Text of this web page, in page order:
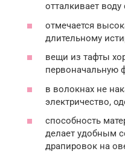
отталкивает
отмечается
длительному
вещи из тафты
первоначальную
в волокнах не
электричество,
способность
делает удобным
драпировок на